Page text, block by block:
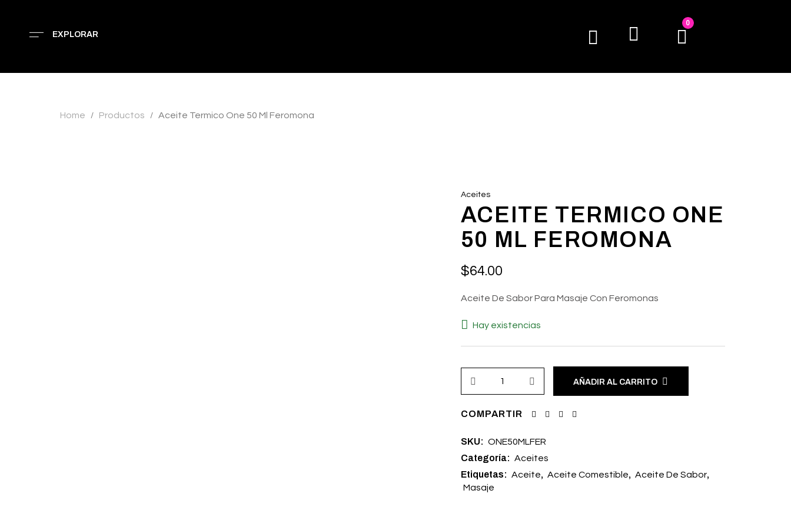
EXPLORAR
0
Home / Productos / Aceite Termico One 50 Ml Feromona
Aceites
ACEITE TERMICO ONE
50 ML FEROMONA
$64.00
Aceite De Sabor Para Masaje Con Feromonas
Hay existencias
AÑADIR AL CARRITO
COMPARTIR
SKU: ONE50MLFER
Categoría: Aceites
Etiquetas: Aceite, Aceite Comestible, Aceite De Sabor,
Masaje